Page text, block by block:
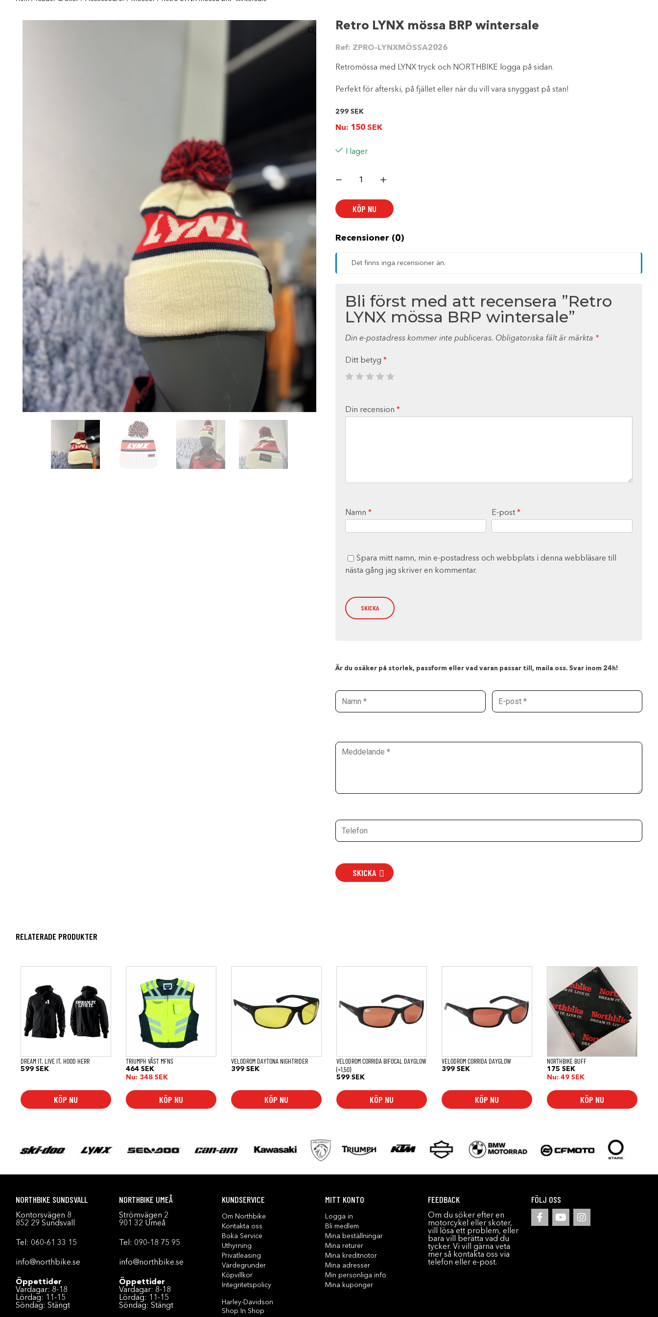
Retro LYNX mössa BRP wintersale
Ref: ZPRO-LYNXMÖSSA2026
Retromössa med LYNX tryck och NORTHBIKE logga på sidan.
Perfekt för afterski, på fjället eller när du vill vara snyggast på stan!
299 SEK
Nu: 150 SEK
I lager
LYNX
wintersale
mängd
KÖP NU
Recensioner (0)
Det finns inga recensioner än.
Bli först med att recensera ”Retro
LYNX mössa BRP wintersale”
Din e-postadress kommer inte publiceras. Obligatoriska fält är märkta *
Ditt betyg *
Din recension *
Namn * E-post*
Spara mitt namn, min e-postadress och webbplats i denna webbläsare till
nästa gång jag skriver en kommentar.
Är du osäker på storlek, passform eller vad varan passar till, maila oss. Svar inom 24h!
SKICKA
RELATERADE PRODUKTER
DREAM IT. LIVE IT. HOOD HERR
599 SEK
KÖP NU
produkten
flera
varianter.
De
olika
alternativen
på
produktsidan
TRIUMPH VÄST MFNS
464SEK
Nu: 348SEK
KÖP NU
produkten
varianter.
olika
alternativen
på
produktsidan
VELODROM DAYTONA NIGHTRIDER
399SEK
KÖP NU
VELODROM CORRIDA BIFOCAL DAYGLOW
(+1,50)
599SEK
KÖP NU
VELODROM CORRIDA DAYGLOW
399SEK
KÖP NU
NORTHBIKE BUFF
175SEK
Nu:49SEK
KÖP NU
NORTHBIKE SUNDSVALL
Kontorsvägen 8
852 29 Sundsvall
Tel: 060-61 33 15
info@northbike.se
Öppettider
Vardagar: 8-18
Lördag: 11-15
Söndag: Stängt
NORTHBIKE UMEÅ
Strömvägen 2
901 32 Umeå
Tel: 090-18 75 95
info@northbike.se
Öppettider
Vardagar: 8-18
Lördag: 11-15
Söndag: Stängt
KUNDSERVICE
Om Northbike
Kontakta oss
Boka Service
Uthyrning
Privatleasing
Värdegrunder
Köpvillkor
Integritetspolicy
Harley-Davidson
Shop In Shop
MITT KONTO
Logga in
Bli medlem
Mina beställningar
Mina returer
Mina kreditnotor
Mina adresser
Min personliga info
Mina kuponger
FEEDBACK
Om du söker efter en
motorcykel eller skoter,
vill lösa ett problem, eller
bara vill berätta vad du
tycker. Vi vill gärna veta
mer så kontakta oss via
telefon eller e-post.
FÖLJ OSS